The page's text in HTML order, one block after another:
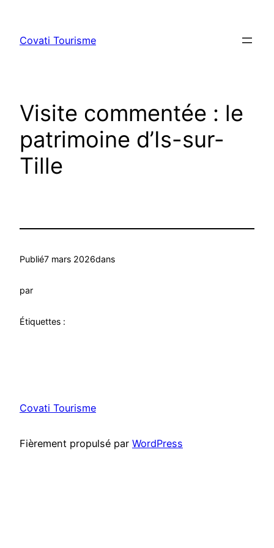
contenu
Covati Tourisme
Visite commentée : le
patrimoine d’Is-sur-
Tille
Publié7 mars 2026dans
par
Étiquettes :
Covati Tourisme
Fièrement propulsé par WordPress